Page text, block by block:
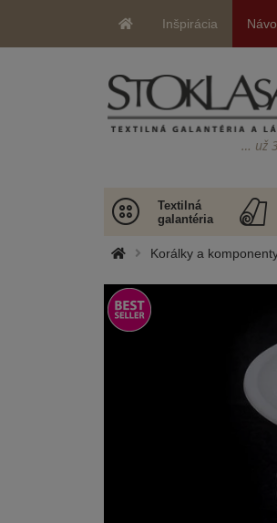
Inšpirácia
… už
Textilná
galantéria
Korálky a